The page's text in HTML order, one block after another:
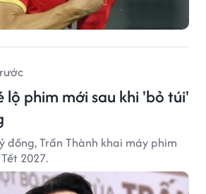
lộ phim mới sau khi 'bỏ túi'
đồng, Trấn Thành khai máy phim
2027.